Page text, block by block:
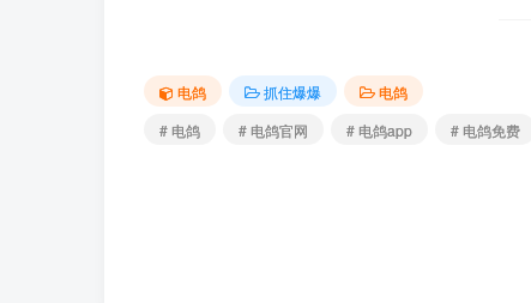
电鸽 抓住爆爆
电鸽
# 电鸽
# 电鸽官网 # 电鸽app # 电鸽免费